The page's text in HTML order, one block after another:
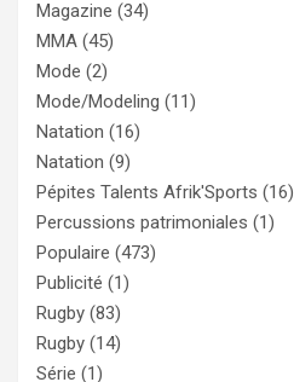
Magazine (34)
MMA (45)
Mode (2)
Mode/Modeling (11)
Natation (16)
Natation (9)
Pépites Talents Afrik'Sports (16)
Percussions patrimoniales (1)
Populaire (473)
Publicité (1)
Rugby (83)
Rugby (14)
Série (1)